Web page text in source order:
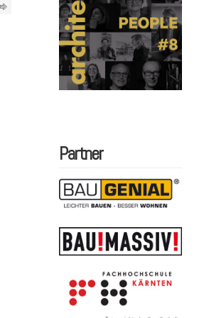
Partner